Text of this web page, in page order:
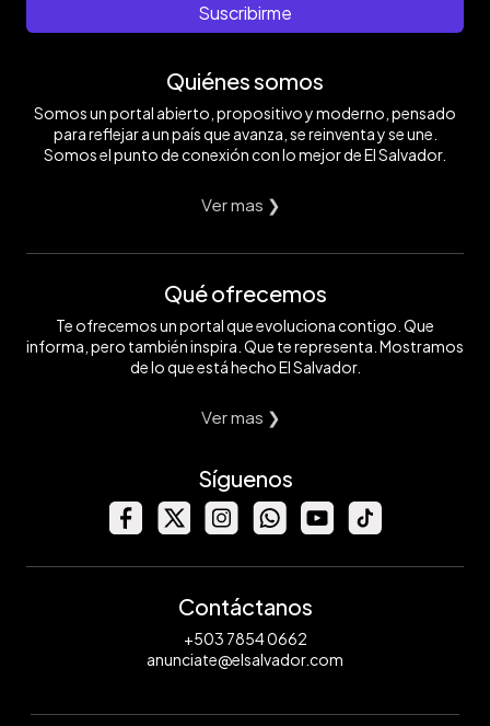
Suscribirme
Quiénes somos
Somos un portal abierto, propositivo y moderno, pensado
para reflejar a un país que avanza, se reinventa y se une.
Somos el punto de conexión con lo mejor de El Salvador.
Ver mas ❯
Qué ofrecemos
Te ofrecemos un portal que evoluciona contigo. Que
informa, pero también inspira. Que te representa. Mostramos
de lo que está hecho El Salvador.
Ver mas ❯
Síguenos
Contáctanos
+503 7854 0662
anunciate@elsalvador.com